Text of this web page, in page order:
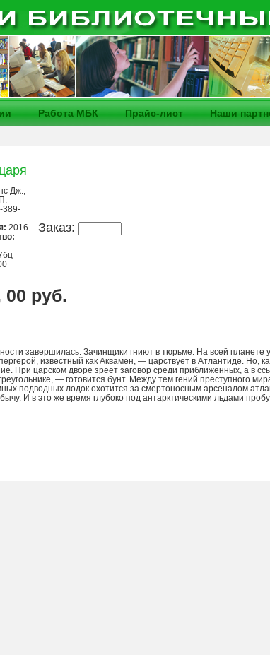
Работа МБК Прайс-лист Наши
Заказ:
Дж.,
389-
2016
00 руб.
завершилась. Зачинщики гниют в тюрьме. На всей планете
известный как Аквамен, — царствует в Атлантиде. Но,
При царском дворе зреет заговор среди приближенных, а в
— готовится бунт. Между тем гений преступного
подводных лодок охотится за смертоносным арсеналом
И в это же время глубоко под антарктическими льдами